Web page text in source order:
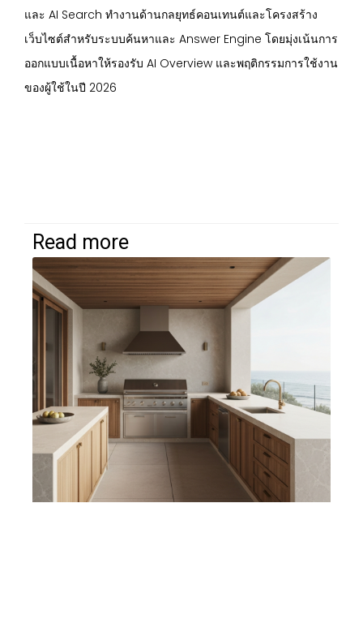
และ AI Search ทำงานด้านกลยุทธ์คอนเทนต์และโครงสร้าง
เว็บไซต์สำหรับระบบค้นหาและ Answer Engine โดยมุ่งเน้นการ
ออกแบบเนื้อหาให้รองรับ AI Overview และพฤติกรรมการใช้งาน
ของผู้ใช้ในปี 2026
Read more